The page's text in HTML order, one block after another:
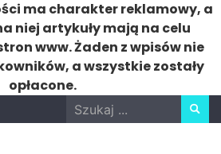
ma charakter reklamowy, a
niej artykuły mają na celu
www. Żaden z wpisów nie
a wszystkie zostały
opłacone.
Search
for: